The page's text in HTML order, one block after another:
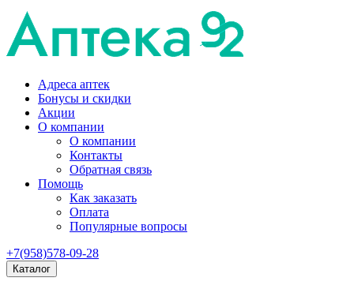
Адреса аптек
Бонусы и скидки
Акции
О компании
О компании
Контакты
Обратная связь
Помощь
Как заказать
Оплата
Популярные вопросы
+7(958)578-09-28
Каталог